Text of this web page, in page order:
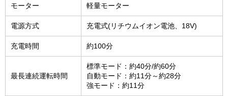
モーター 軽量モーター
電源方式 充電式(リチウムイオン電池、18V)
充電時間 約100分
最長連続運転時間
標準モード：約40分/約60分
自動モード：約11分～約28分
強モード：約11分